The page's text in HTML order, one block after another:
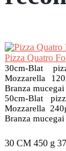
Pizza Quatro
30cm-Blat
Mozzarella
Branza
50cm-Blat
Mozzarella
Branza
30 CM 450 g 37